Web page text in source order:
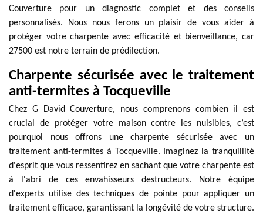
Couverture pour un diagnostic complet et des conseils
personnalisés. Nous nous ferons un plaisir de vous aider à
protéger votre charpente avec efficacité et bienveillance, car
27500 est notre terrain de prédilection.
Charpente sécurisée avec le traitement
anti-termites à Tocqueville
Chez G David Couverture, nous comprenons combien il est
crucial de protéger votre maison contre les nuisibles, c’est
pourquoi nous offrons une charpente sécurisée avec un
traitement anti-termites à Tocqueville. Imaginez la tranquillité
d'esprit que vous ressentirez en sachant que votre charpente est
à l'abri de ces envahisseurs destructeurs. Notre équipe
d'experts utilise des techniques de pointe pour appliquer un
traitement efficace, garantissant la longévité de votre structure.